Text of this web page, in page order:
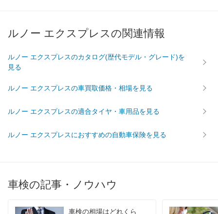
ルノー エクスプレスの関連情報
ルノー エクスプレスのカタログ(歴代モデル・グレード)を
見る
ルノー エクスプレスの車買取価格・相場を見る
ルノー エクスプレスの適合タイヤ・車用品を見る
ルノー エクスプレスにおすすめの自動車保険を見る
車検の記事・ノウハウ
車検の相場はどれくら